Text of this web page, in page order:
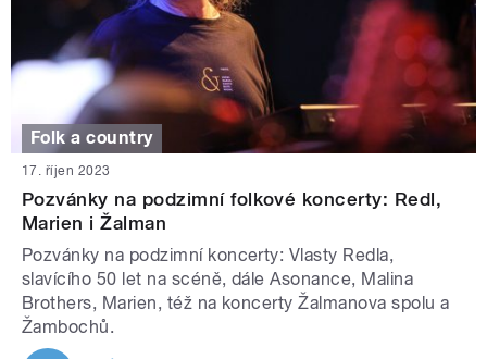
Folk a country
17. říjen 2023
Pozvánky na podzimní folkové koncerty: Redl,
Marien i Žalman
Pozvánky na podzimní koncerty: Vlasty Redla,
slavícího 50 let na scéně, dále Asonance, Malina
Brothers, Marien, též na koncerty Žalmanova spolu a
Žambochů.